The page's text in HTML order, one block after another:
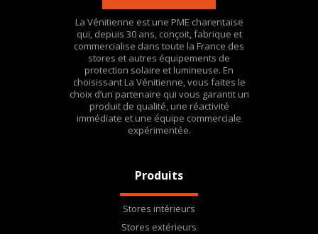
La Vénitienne est une PME charentaise
qui, depuis 30 ans, conçoit, fabrique et
commercialise dans toute la France des
stores et autres équipements de
protection solaire et lumineuse. En
choisissant La Vénitienne, vous faites le
choix d’un partenaire qui vous garantit un
produit de qualité, une réactivité
immédiate et une équipe commerciale
expérimentée.
Produits
Stores intérieurs
Stores extérieurs